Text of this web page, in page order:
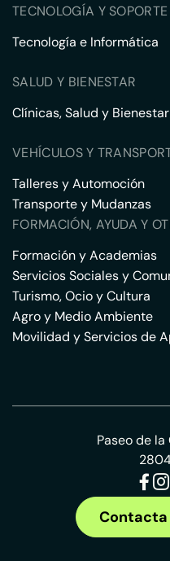
TECNOLOGÍA Y
Tecnología e Informática
SALUD Y BIENESTAR
Clínicas, Salud y Bienestar
VEHÍCULOS Y
Talleres y Automoción
Transporte y Mudanzas
FORMACIÓN, AYUDA Y
Formación y Academias
Servicios Sociales y
Turismo, Ocio y Cultura
Agro y Medio Ambiente
Movilidad y Servicios de
Paseo de